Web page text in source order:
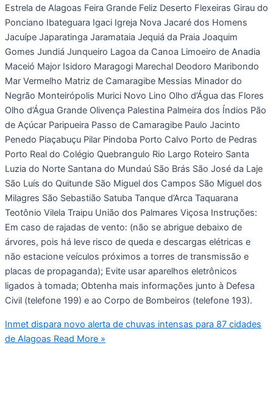
Estrela de Alagoas Feira Grande Feliz Deserto Flexeiras Girau do
Ponciano Ibateguara Igaci Igreja Nova Jacaré dos Homens
Jacuípe Japaratinga Jaramataia Jequiá da Praia Joaquim
Gomes Jundiá Junqueiro Lagoa da Canoa Limoeiro de Anadia
Maceió Major Isidoro Maragogi Marechal Deodoro Maribondo
Mar Vermelho Matriz de Camaragibe Messias Minador do
Negrão Monteirópolis Murici Novo Lino Olho d’Água das Flores
Olho d’Água Grande Olivença Palestina Palmeira dos Índios Pão
de Açúcar Paripueira Passo de Camaragibe Paulo Jacinto
Penedo Piaçabuçu Pilar Pindoba Porto Calvo Porto de Pedras
Porto Real do Colégio Quebrangulo Rio Largo Roteiro Santa
Luzia do Norte Santana do Mundaú São Brás São José da Laje
São Luís do Quitunde São Miguel dos Campos São Miguel dos
Milagres São Sebastião Satuba Tanque d’Arca Taquarana
Teotônio Vilela Traipu União dos Palmares Viçosa Instruções:
Em caso de rajadas de vento: (não se abrigue debaixo de
árvores, pois há leve risco de queda e descargas elétricas e
não estacione veículos próximos a torres de transmissão e
placas de propaganda); Evite usar aparelhos eletrônicos
ligados à tomada; Obtenha mais informações junto à Defesa
Civil (telefone 199) e ao Corpo de Bombeiros (telefone 193).
Inmet dispara novo alerta de chuvas intensas para 87 cidades
de Alagoas Read More »